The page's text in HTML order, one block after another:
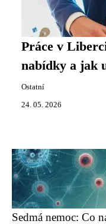
Práce v
nabídky a jak
Ostatní
24. 05. 2026
Sedmá nemoc: Co